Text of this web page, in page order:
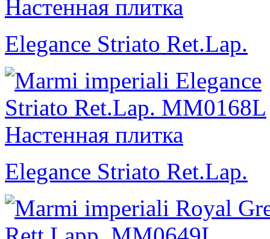
Elegance Striato Ret.Lap.
Elegance Striato Ret.Lap.